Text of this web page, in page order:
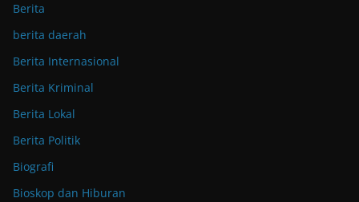
Berita
berita daerah
Berita Internasional
Berita Kriminal
Berita Lokal
Berita Politik
Biografi
Bioskop dan Hiburan